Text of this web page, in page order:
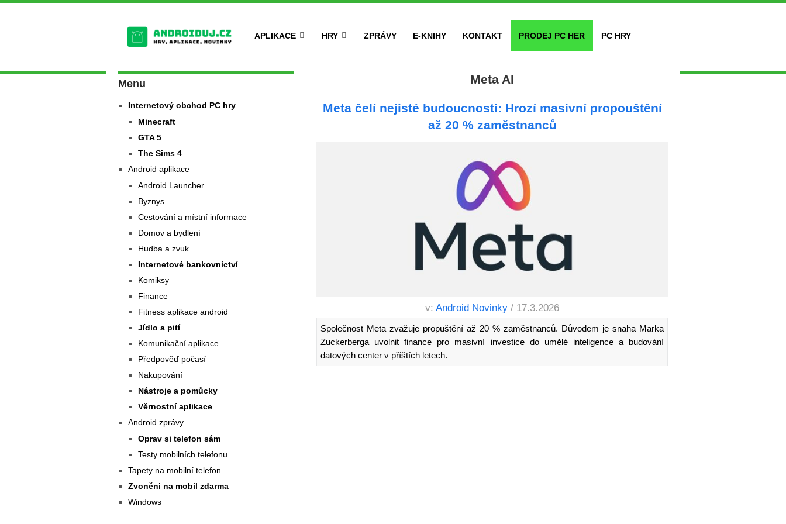
APLIKACE HRY ZPRÁVY E-KNIHY KONTAKT PRODEJ PC HER PC HRY
Meta AI
Meta čelí nejisté budoucnosti: Hrozí masivní propouštění
až 20 % zaměstnanců
v:Android Novinky / 17.3.2026
Společnost Meta zvažuje propuštění až 20 % zaměstnanců. Důvodem je snaha Marka
Zuckerberga uvolnit finance pro masivní investice do umělé inteligence a budování
datových center v příštích letech.
Menu
Internetový obchod PC hry
Minecraft
GTA 5
The Sims 4
Android aplikace
Android Launcher
Byznys
Cestování a místní informace
Domov a bydlení
Hudba a zvuk
Internetové bankovnictví
Komiksy
Finance
Fitness aplikace android
Jídlo a pití
Komunikační aplikace
Předpověď počasí
Nakupování
Nástroje a pomůcky
Věrnostní aplikace
Android zprávy
Oprav si telefon sám
Testy mobilních telefonu
Tapety na mobilní telefon
Zvoněni na mobil zdarma
Windows